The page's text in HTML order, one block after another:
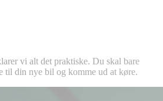
vi alt det praktiske. Du skal bare
til din nye bil og komme ud at køre.